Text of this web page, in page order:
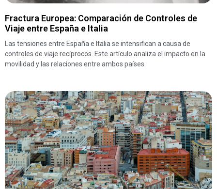
Fractura Europea: Comparación de Controles de
Viaje entre España e Italia
Las tensiones entre España e Italia se intensifican a causa de
controles de viaje recíprocos. Este artículo analiza el impacto en la
movilidad y las relaciones entre ambos países.